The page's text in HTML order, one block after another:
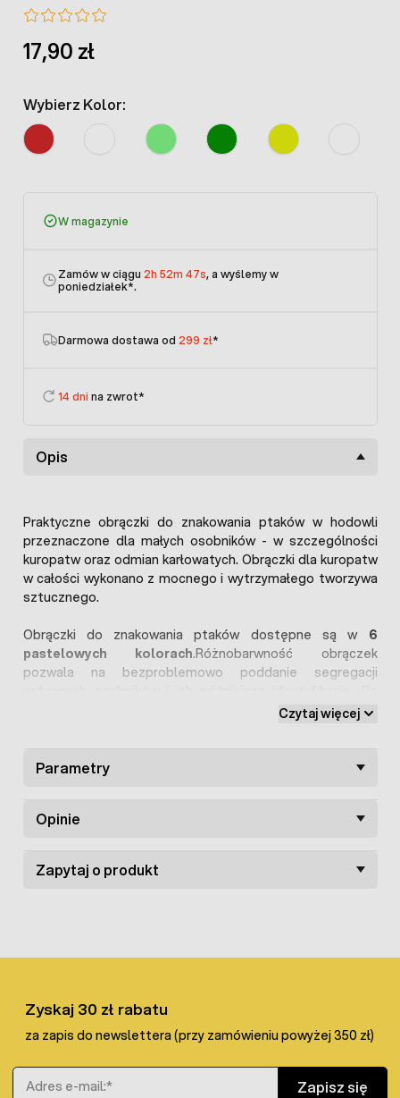
17,90 zł
Wybierz Kolor:
W magazynie
Zamów w ciągu 2h 52m 47s, a wyślemy w
poniedziałek*.
Darmowa dostawa od 299 zł*
14 dni na zwrot*
Opis
Praktyczne obrączki do znakowania ptaków w hodowli
przeznaczone dla małych osobników - w szczególności
kuropatw oraz odmian karłowatych. Obrączki dla kuropatw
w całości wykonano z mocnego i wytrzymałego tworzywa
sztucznego.
Obrączki do znakowania ptaków dostępne są w 6
pastelowych kolorach.Różnobarwność obrączek
pozwala na bezproblemowo poddanie segregacji
założeniu obrączki wyglądają wyjątkowo estetycznie i z
Niniejsze obrączki dla ptaków mocuje się (poprzez
jedynie w rozmiarze 8mm (zdjęcie nr 3). Założony na
żaden sposób nie przeszkadza on zwierzęciu podczas
20 sztuk znaczników w jednym kolorze. Znaczniki nie
Czytaj więcej
Parametry
Opinie
Zapytaj o produkt
Zyskaj 30 zł rabatu
za zapis do newslettera (przy zamówieniu powyżej 350 zł)
Adres e-mail
Zapisz się